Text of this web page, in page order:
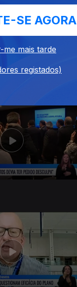
SE AGORA
me mais tarde
registados)